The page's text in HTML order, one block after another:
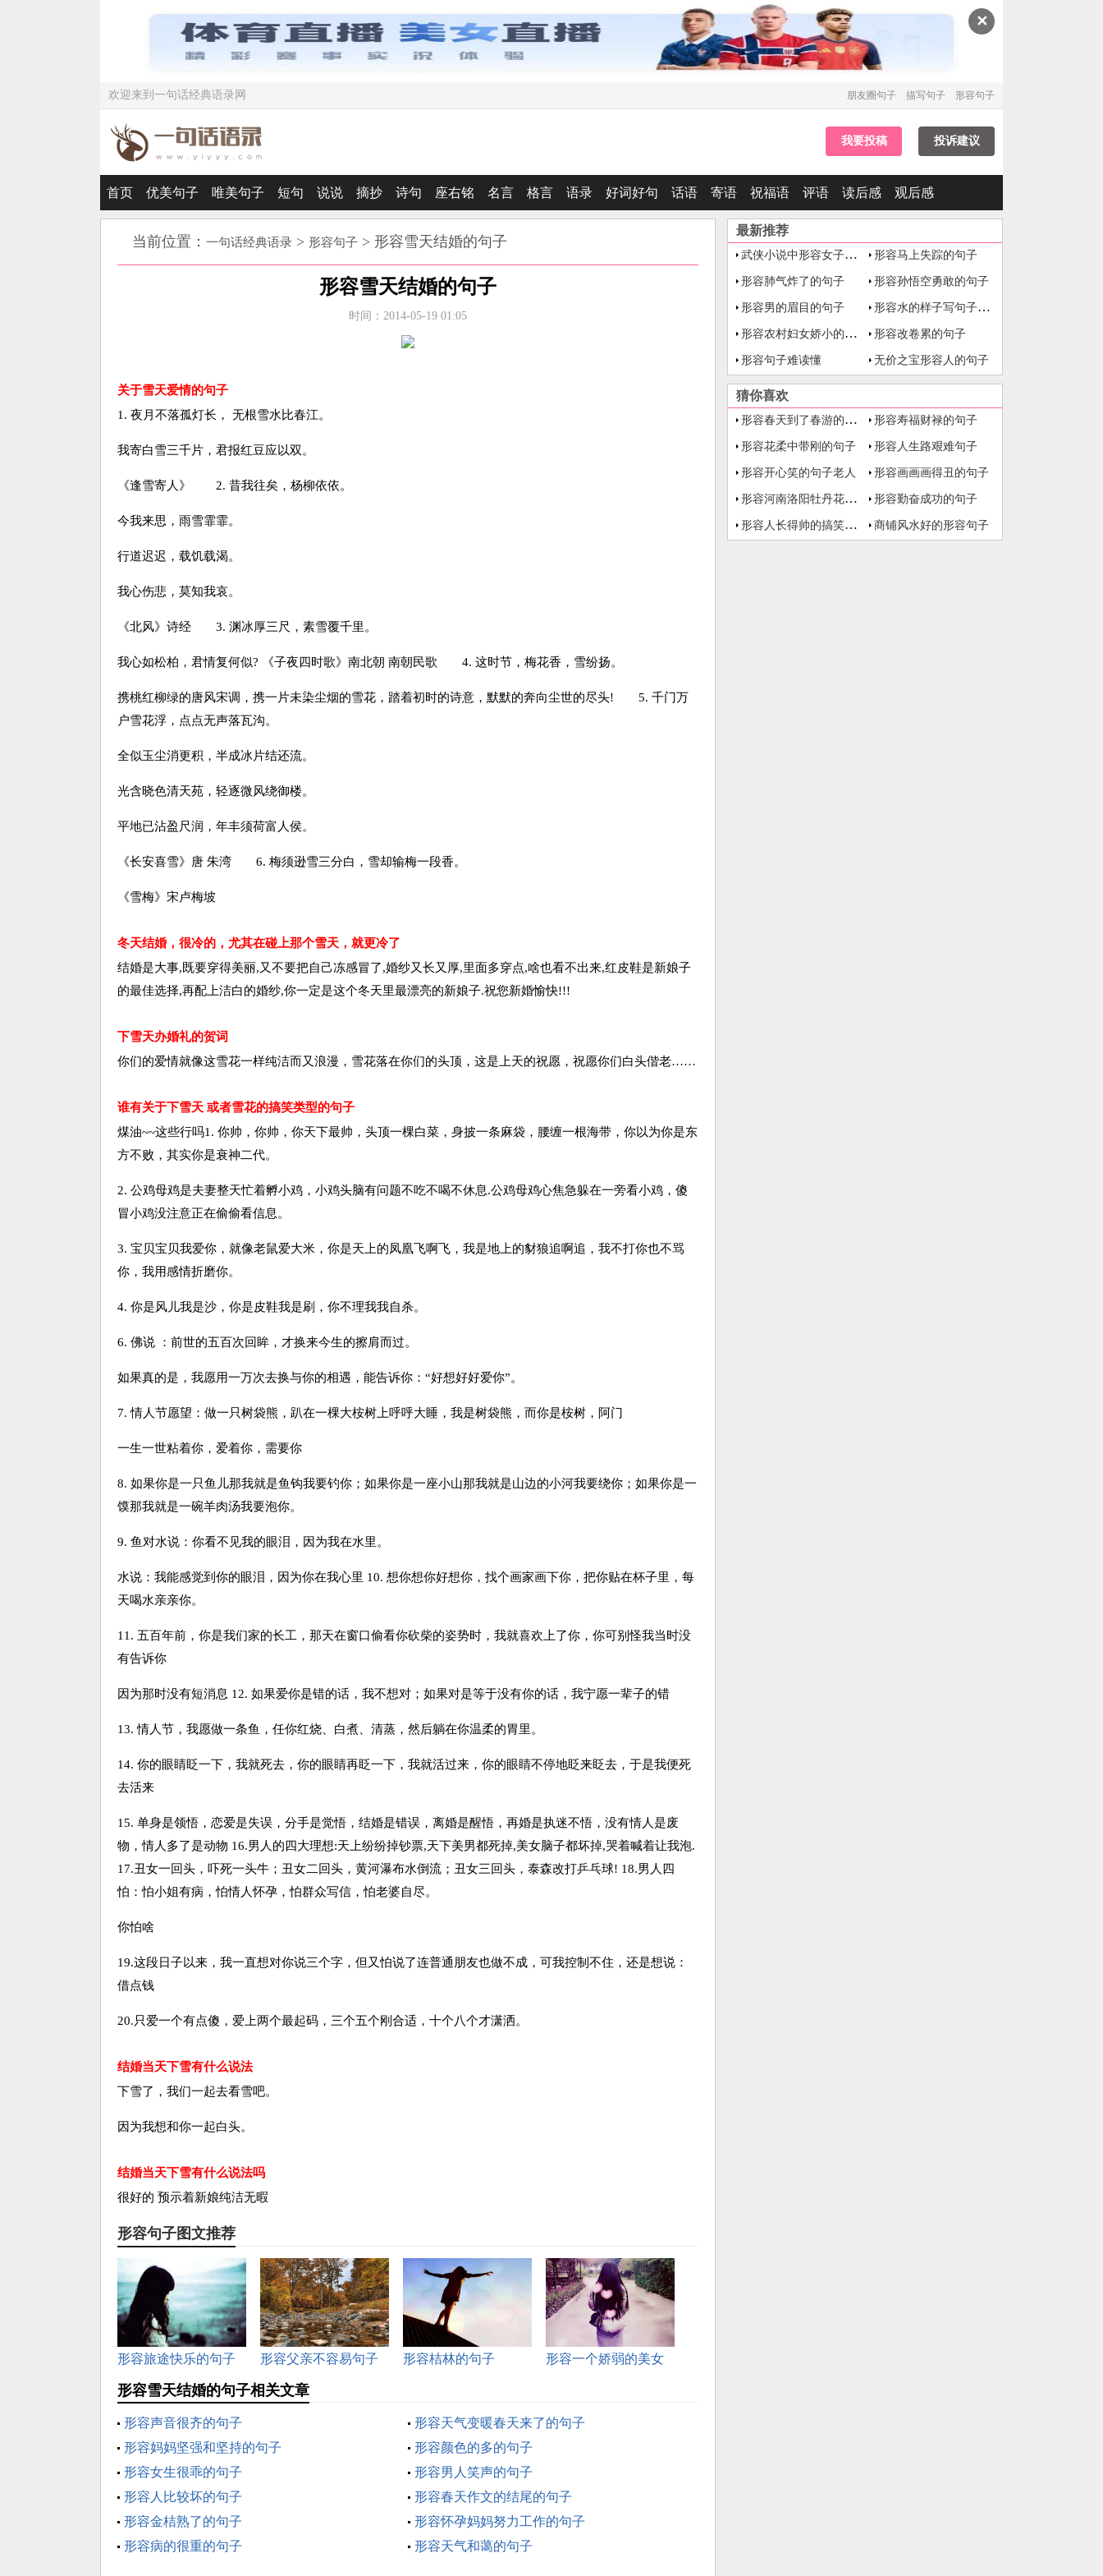
✕
欢迎来到一句话经典语录网 形容句子
描写句子
朋友圈句子
我要投稿 投诉建议
首页 优美句子 唯美句子 短句 说说 摘抄 诗句 座右铭 名言 格言 语录 好词好句 话语 寄语 祝福语 评语 读后感 观后感
当前位置： 一句话经典语录 > 形容句子 > 形容雪天结婚的句子
形容雪天结婚的句子
时间：2014-05-19 01:05
关于雪天爱情的句子
1. 夜月不落孤灯长， 无根雪水比春江。
我寄白雪三千片，君报红豆应以双。
《逢雪寄人》 2. 昔我往矣，杨柳依依。
今我来思，雨雪霏霏。
行道迟迟，载饥载渴。
我心伤悲，莫知我哀。
《北风》诗经 3. 渊冰厚三尺，素雪覆千里。
我心如松柏，君情复何似? 《子夜四时歌》南北朝 南朝民歌 4. 这时节，梅花香，雪纷扬。
携桃红柳绿的唐风宋调，携一片未染尘烟的雪花，踏着初时的诗意，默默的奔向尘世的尽头! 5. 千门万
户雪花浮，点点无声落瓦沟。
全似玉尘消更积，半成冰片结还流。
光含晓色清天苑，轻逐微风绕御楼。
平地已沾盈尺润，年丰须荷富人侯。
《长安喜雪》唐 朱湾 6. 梅须逊雪三分白，雪却输梅一段香。
《雪梅》宋卢梅坡
冬天结婚，很冷的，尤其在碰上那个雪天，就更冷了
结婚是大事,既要穿得美丽,又不要把自己冻感冒了,婚纱又长又厚,里面多穿点,啥也看不出来,红皮鞋是新娘子
的最佳选择,再配上洁白的婚纱,你一定是这个冬天里最漂亮的新娘子.祝您新婚愉快!!!
下雪天办婚礼的贺词
你们的爱情就像这雪花一样纯洁而又浪漫，雪花落在你们的头顶，这是上天的祝愿，祝愿你们白头偕老……
谁有关于下雪天 或者雪花的搞笑类型的句子
煤油~~这些行吗1. 你帅，你帅，你天下最帅，头顶一棵白菜，身披一条麻袋，腰缠一根海带，你以为你是东
方不败，其实你是衰神二代。
2. 公鸡母鸡是夫妻整天忙着孵小鸡，小鸡头脑有问题不吃不喝不休息.公鸡母鸡心焦急躲在一旁看小鸡，傻
冒小鸡没注意正在偷偷看信息。
3. 宝贝宝贝我爱你，就像老鼠爱大米，你是天上的凤凰飞啊飞，我是地上的豺狼追啊追，我不打你也不骂
你，我用感情折磨你。
4. 你是风儿我是沙，你是皮鞋我是刷，你不理我我自杀。
6. 佛说 ：前世的五百次回眸，才换来今生的擦肩而过。
如果真的是，我愿用一万次去换与你的相遇，能告诉你：“好想好好爱你”。
7. 情人节愿望：做一只树袋熊，趴在一棵大桉树上呼呼大睡，我是树袋熊，而你是桉树，阿门
一生一世粘着你，爱着你，需要你
8. 如果你是一只鱼儿那我就是鱼钩我要钓你；如果你是一座小山那我就是山边的小河我要绕你；如果你是一
馍那我就是一碗羊肉汤我要泡你。
9. 鱼对水说：你看不见我的眼泪，因为我在水里。
水说：我能感觉到你的眼泪，因为你在我心里 10. 想你想你好想你，找个画家画下你，把你贴在杯子里，每
天喝水亲亲你。
11. 五百年前，你是我们家的长工，那天在窗口偷看你砍柴的姿势时，我就喜欢上了你，你可别怪我当时没
有告诉你
因为那时没有短消息 12. 如果爱你是错的话，我不想对；如果对是等于没有你的话，我宁愿一辈子的错
13. 情人节，我愿做一条鱼，任你红烧、白煮、清蒸，然后躺在你温柔的胃里。
14. 你的眼睛眨一下，我就死去，你的眼睛再眨一下，我就活过来，你的眼睛不停地眨来眨去，于是我便死
去活来
15. 单身是领悟，恋爱是失误，分手是觉悟，结婚是错误，离婚是醒悟，再婚是执迷不悟，没有情人是废
物，情人多了是动物 16.男人的四大理想:天上纷纷掉钞票,天下美男都死掉,美女脑子都坏掉,哭着喊着让我泡.
17.丑女一回头，吓死一头牛；丑女二回头，黄河瀑布水倒流；丑女三回头，泰森改打乒乓球! 18.男人四
怕：怕小姐有病，怕情人怀孕，怕群众写信，怕老婆自尽。
你怕啥
19.这段日子以来，我一直想对你说三个字，但又怕说了连普通朋友也做不成，可我控制不住，还是想说：
借点钱
20.只爱一个有点傻，爱上两个最起码，三个五个刚合适，十个八个才潇洒。
结婚当天下雪有什么说法
下雪了，我们一起去看雪吧。
因为我想和你一起白头。
结婚当天下雪有什么说法吗
很好的 预示着新娘纯洁无暇
形容句子图文推荐
形容旅途快乐的句子 形容父亲不容易句子 形容桔林的句子
形容一个娇弱的美女
形容雪天结婚的句子相关文章
形容声音很齐的句子
形容天气变暖春天来了的句子
形容妈妈坚强和坚持的句子
形容颜色的多的句子
形容女生很乖的句子
形容男人笑声的句子
形容人比较坏的句子
形容春天作文的结尾的句子
形容金桔熟了的句子
形容怀孕妈妈努力工作的句子
形容病的很重的句子
形容天气和蔼的句子
最新推荐
武侠小说中形容女子美貌的句子
形容马上失踪的句子
形容肺气炸了的句子 形容孙悟空勇敢的句子
形容男的眉目的句子
形容水的样子写句子大全
形容农村妇女娇小的句子
形容改卷累的句子
形容句子难读懂 无价之宝形容人的句子
猜你喜欢
形容春天到了春游的句子
形容寿福财禄的句子
形容花柔中带刚的句子 形容人生路艰难句子
形容开心笑的句子老人 形容画画画得丑的句子
形容河南洛阳牡丹花的句子 形容勤奋成功的句子
形容人长得帅的搞笑的句子 商铺风水好的形容句子